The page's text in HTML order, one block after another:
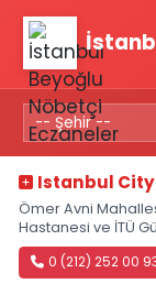
Istanbul City
Ömer Avni
Hastanesi ve İTÜ
0 (212) 252 00